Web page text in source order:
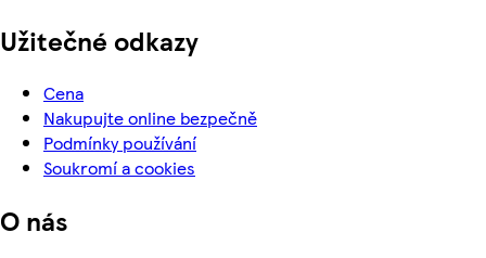
Užitečné odkazy
Cena
Nakupujte online bezpečně
Podmínky používání
Soukromí a cookies
O nás